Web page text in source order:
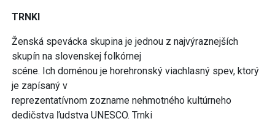
TRNKI
Ženská spevácka skupina je jednou z najvýraznejších
skupín na slovenskej folkórnej
scéne. Ich doménou je horehronský viachlasný spev, ktorý
je zapísaný v
reprezentatívnom zozname nehmotného kultúrneho
dedičstva ľudstva UNESCO. Trnki